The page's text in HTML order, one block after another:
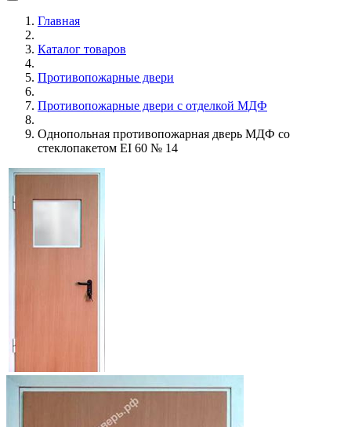
Главная
Каталог товаров
Противопожарные двери
Противопожарные двери с отделкой МДФ
Однопольная противопожарная дверь МДФ со
стеклопакетом EI 60 № 14